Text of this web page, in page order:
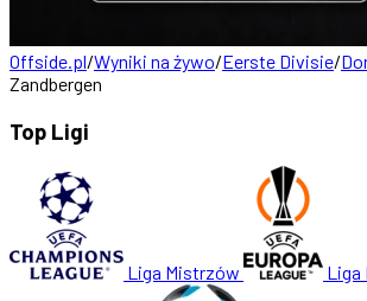
Offside.pl/Wyniki na żywo/Eerste Divisie/
Zandbergen
Top Ligi
Liga Mistrzów Liga